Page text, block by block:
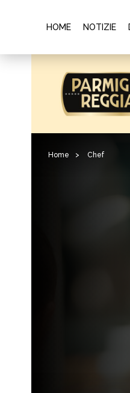
HOME NOTIZIE
Home > Chef